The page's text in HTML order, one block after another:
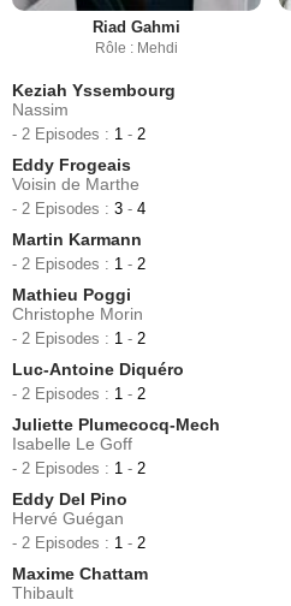
Riad Gahmi
Rôle : Mehdi
Keziah Yssembourg
Nassim
- 2 Episodes : 1 - 2
Eddy Frogeais
Voisin de Marthe
- 2 Episodes : 3 - 4
Martin Karmann
- 2 Episodes : 1 - 2
Mathieu Poggi
Christophe Morin
- 2 Episodes : 1 - 2
Luc-Antoine Diquéro
- 2 Episodes : 1 - 2
Juliette Plumecocq-Mech
Isabelle Le Goff
- 2 Episodes : 1 - 2
Eddy Del Pino
Hervé Guégan
- 2 Episodes : 1 - 2
Maxime Chattam
Thibault